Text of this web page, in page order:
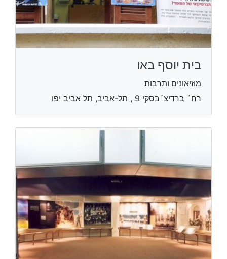
בית יוסף באו
מוזיאונים ותרבות
רח´ ברדיצ´בסקי 9 , תל-אביב, תל אביב יפו